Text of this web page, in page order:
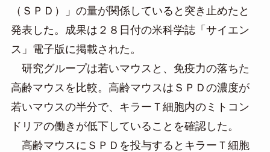
（ＳＰＤ）」の量が関係していると突き止めたと
発表した。成果は２８日付の米科学誌「サイエン
ス」電子版に掲載された。
研究グループは若いマウスと、免疫力の落ちた
高齢マウスを比較。高齢マウスはＳＰＤの濃度が
若いマウスの半分で、キラーＴ細胞内のミトコン
ドリアの働きが低下していることを確認した。
高齢マウスにＳＰＤを投与するとキラーＴ細胞